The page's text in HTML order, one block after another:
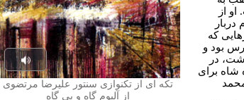
تکه ای از تکنوازی سنتور علیرضا مرتضوی
از آلبوم گاه و بی گاه
از
دربار
که
بود و
در
شاه برای